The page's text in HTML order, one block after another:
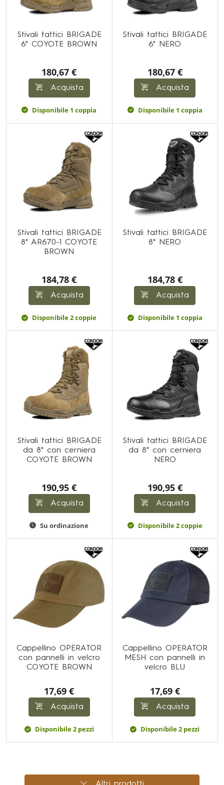
Stivali tattici BRIGADE
6" COYOTE BROWN
180,67 €
Acquista
Disponibile 1 coppia
Stivali tattici BRIGADE
6" NERO
180,67 €
Acquista
Disponibile 1 coppia
Stivali tattici BRIGADE
8" AR670-1 COYOTE
BROWN
184,78 €
Acquista
Disponibile 2 coppie
Stivali tattici BRIGADE
8" NERO
184,78 €
Acquista
Disponibile 1 coppia
Stivali tattici BRIGADE
da 8" con cerniera
COYOTE BROWN
190,95 €
Acquista
Su ordinazione
Stivali tattici BRIGADE
da 8" con cerniera
NERO
190,95 €
Acquista
Disponibile 2 coppie
Cappellino OPERATOR
con pannelli in velcro
COYOTE BROWN
17,69 €
Acquista
Disponibile 2 pezzi
Cappellino OPERATOR
MESH con pannelli in
velcro BLU
17,69 €
Acquista
Disponibile 2 pezzi